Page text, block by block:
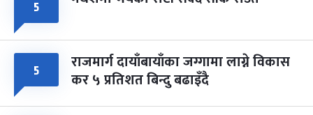
५
५ राजमार्ग दायाँबायाँका जग्गामा लाग्ने विकास
कर ५ प्रतिशत बिन्दु बढाइँदै